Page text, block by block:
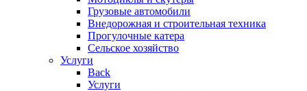
Грузовые автомобили
Внедорожная и строительная техника
Прогулочные катера
Сельское хозяйство
Услуги
Back
Услуги